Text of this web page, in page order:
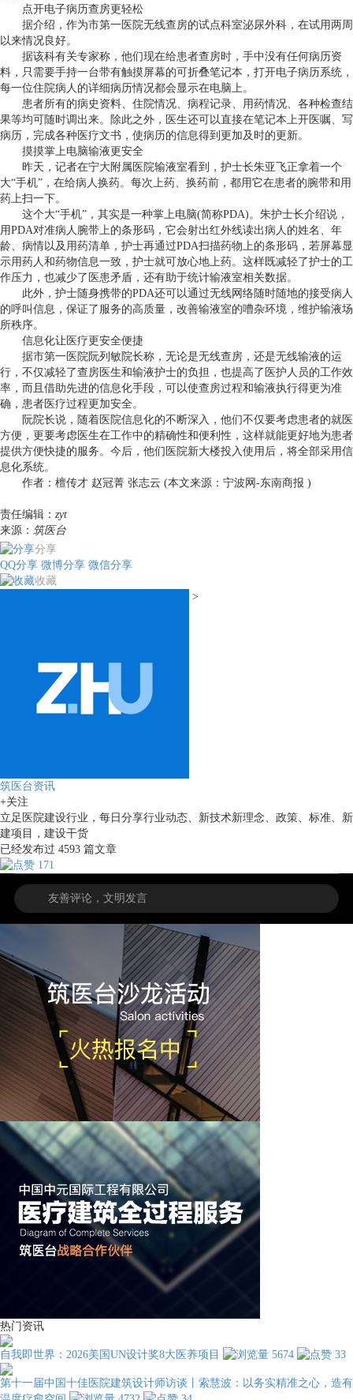
点开电子病历查房更轻松
据介绍，作为市第一医院无线查房的试点科室泌尿外科，在试用两周
以来情况良好。
据该科有关专家称，他们现在给患者查房时，手中没有任何病历资
料，只需要手持一台带有触摸屏幕的可折叠笔记本，打开电子病历系统，
每一位住院病人的详细病历情况都会显示在电脑上。
患者所有的病史资料、住院情况、病程记录、用药情况、各种检查结
果等均可随时调出来。除此之外，医生还可以直接在笔记本上开医嘱、写
病历，完成各种医疗文书，使病历的信息得到更加及时的更新。
摸摸掌上电脑输液更安全
昨天，记者在宁大附属医院输液室看到，护士长朱亚飞正拿着一个
大“手机”，在给病人换药。每次上药、换药前，都用它在患者的腕带和用
药上扫一下。
这个大“手机”，其实是一种掌上电脑(简称PDA)。朱护士长介绍说，
用PDA对准病人腕带上的条形码，它会射出红外线读出病人的姓名、年
龄、病情以及用药清单，护士再通过PDA扫描药物上的条形码，若屏幕显
示用药人和药物信息一致，护士就可放心地上药。这样既减轻了护士的工
作压力，也减少了医患矛盾，还有助于统计输液室相关数据。
此外，护士随身携带的PDA还可以通过无线网络随时随地的接受病人
的呼叫信息，保证了服务的高质量，改善输液室的嘈杂环境，维护输液场
所秩序。
信息化让医疗更安全便捷
据市第一医院阮列敏院长称，无论是无线查房，还是无线输液的运
行，不仅减轻了查房医生和输液护士的负担，也提高了医护人员的工作效
率，而且借助先进的信息化手段，可以使查房过程和输液执行得更为准
确，患者医疗过程更加安全。
阮院长说，随着医院信息化的不断深入，他们不仅要考虑患者的就医
方便，更要考虑医生在工作中的精确性和便利性，这样就能更好地为患者
提供方便快捷的服务。今后，他们医院新大楼投入使用后，将全部采用信
息化系统。
作者：檀传才 赵冠菁 张志云 (本文来源：宁波网-东南商报 )
责任编辑： zyt
来源： 筑医台
分享
QQ分享 微博分享 微信分享
收藏
>
筑医台资讯
+关注
立足医院建设行业，每日分享行业动态、新技术新理念、政策、标准、新
建项目，建设干货
已经发布过 4593 篇文章
171
热门资讯
自我即世界：2026美国UN设计奖8大医养项目 5674 33
第十一届中国十佳医院建筑设计师访谈丨索慧波：以务实精准之心，造有